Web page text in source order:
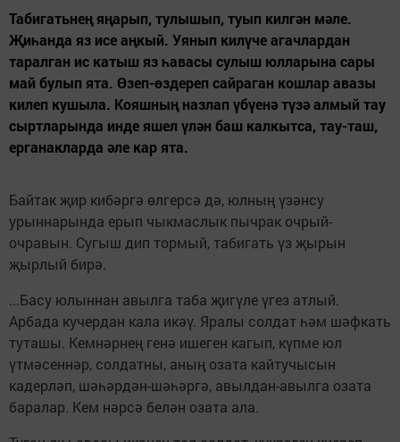
Табигатьнең яңарып, тулышып, туып килгән мәле.
Җиһанда яз исе аңкый. Уянып килүче агачлардан
таралган ис катыш яз һавасы сулыш юлларына сары
май булып ята. Өзеп-өздереп сайраган кошлар авазы
килеп кушыла. Кояшның назлап үбүенә түзә алмый тау
сыртларында инде яшел үлән баш калкытса, тау-таш,
ерганакларда әле кар ята.
Байтак җир кибәргә өлгерсә дә, юлның үзәнсу
урыннарында ерып чыкмаслык пычрак очрый-
очравын. Сугыш дип тормый, табигать үз җырын
җырлый бирә.
...Басу юлыннан авылга таба җигүле үгез атлый.
Арбада кучердан кала икәү. Яралы солдат һәм шәфкать
туташы. Кемнәрнең генә ишеген кагып, күпме юл
үтмәсеннәр, солдатны, аның озата кайтучысын
кадерләп, шәһәрдән-шәһәргә, авылдан-авылга озата
баралар. Кем нәрсә белән озата ала.